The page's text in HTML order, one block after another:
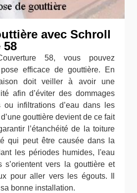
avec Schroll
58
58, vous pouvez
pose efficace de gouttière. En
doit veiller à avoir une
afin d’éviter des dommages
ou infiltrations d’eau dans les
gouttière devient de ce fait
l’étanchéité de la toiture
qui peut être causée dans la
les périodes humides, l'eau
vers la gouttière et
pour aller vers les égouts. Il
bonne installation.